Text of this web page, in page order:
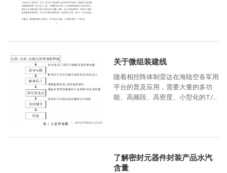
关于微组装建线
随着相控阵体制雷达在海陆空各军用
平台的普及应用，需要大量的多功
能、高频段、高密度、小型化的T/R
了解密封元器件封装产品水汽
含量